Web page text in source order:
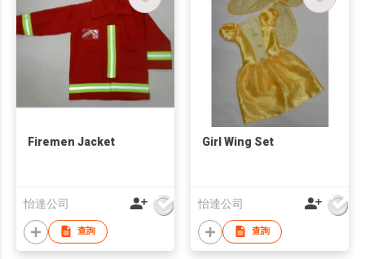
Firemen Jacket
怡達公司
查詢
Girl Wing Set
怡達公司
查詢